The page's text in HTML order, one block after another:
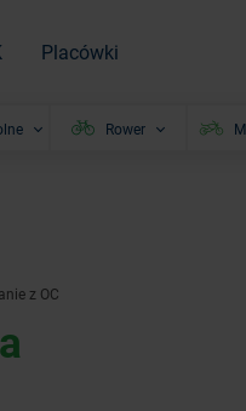
Placówki
Rower
z OC